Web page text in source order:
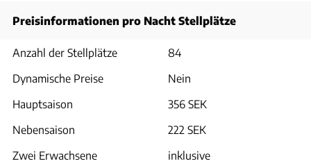
Preisinformationen pro Nacht Stellplätze
Anzahl der Stellplätze
84
Dynamische Preise
Nein
Hauptsaison
356 SEK
Nebensaison
222 SEK
Zwei Erwachsene
inklusive